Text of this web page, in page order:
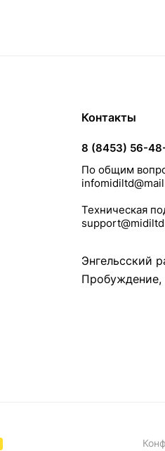
Контакты
8 (8453) 56-
По общим
Техническая
Энгельсский
Пробуждение,